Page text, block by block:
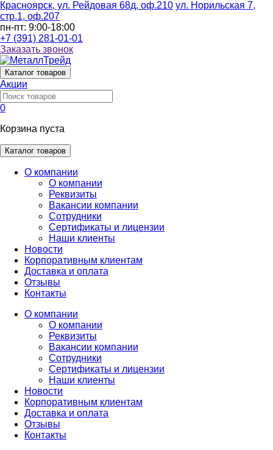
Красноярск, ул. Рейдовая 68д, оф.210 ул. Норильская 7,
стр.1, оф.207
пн-пт: 9:00-18:00
+7 (391) 281-01-01
Заказать звонок
Каталог товаров
Акции
0
Корзина пуста
Каталог товаров
О компании
О компании
Реквизиты
Вакансии компании
Сотрудники
Сертификаты и лицензии
Наши клиенты
Новости
Корпоративным клиентам
Доставка и оплата
Отзывы
Контакты
О компании
О компании
Реквизиты
Вакансии компании
Сотрудники
Сертификаты и лицензии
Наши клиенты
Новости
Корпоративным клиентам
Доставка и оплата
Отзывы
Контакты